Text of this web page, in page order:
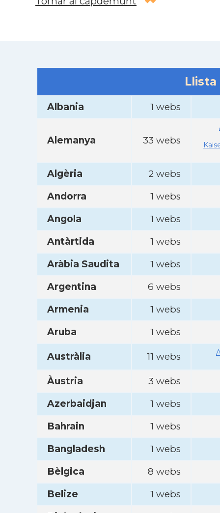
Albania 1 webs
Alemanya 33 webs
Algèria
2 webs
Andorra
1 webs
Angola
1 webs
Antàrtida
1 webs
Aràbia Saudita
1 webs
Argentina
6 webs
Armenia
1 webs
Aruba
1 webs
Austràlia 11 webs
Àustria
3 webs
Azerbaidjan
1 webs
Bahrain
1 webs
Bangladesh
1 webs
Bèlgica
8 webs
Belize
1 webs